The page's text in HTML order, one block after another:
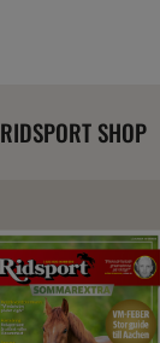
RIDSPORT SHOP